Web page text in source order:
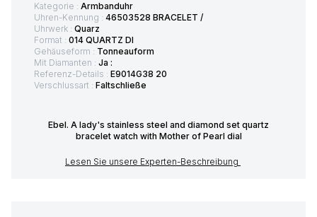
Kategorie : Armbanduhr
Uhren-Kennung : 46503528 BRACELET /
Uhrwerk : Quarz
Format : 014 QUARTZ DI
Gehäuseform : Tonneauform
Mit Diamanten : Ja :
Referenz-Details : E9014G38 20
Verschlussart : Faltschließe
Ebel. A lady's stainless steel and diamond set quartz
bracelet watch with Mother of Pearl dial
Lesen Sie unsere Experten-Beschreibung